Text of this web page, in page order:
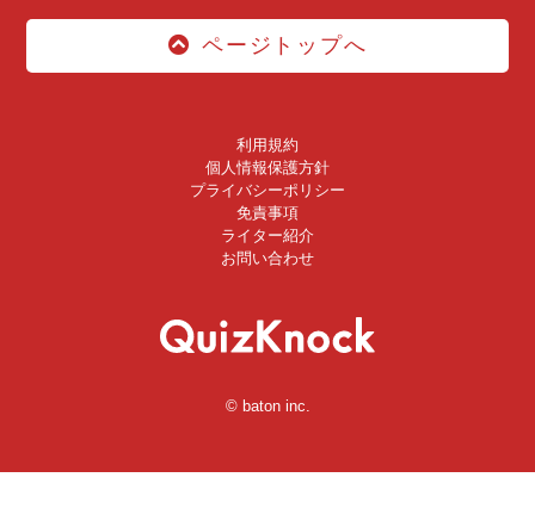
ページトップへ
利用規約
個人情報保護方針
プライバシーポリシー
免責事項
ライター紹介
お問い合わせ
© baton inc.